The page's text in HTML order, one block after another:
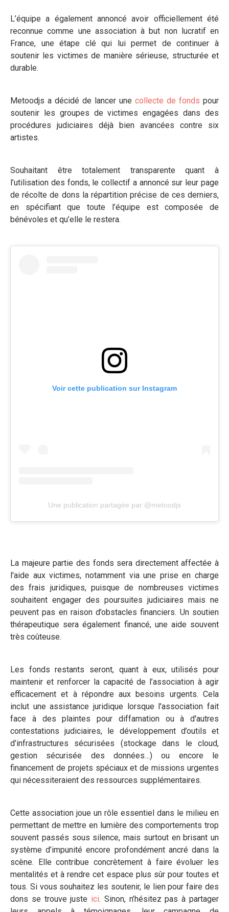
L’équipe a également annoncé avoir officiellement été
reconnue comme une association à but non lucratif en
France, une étape clé qui lui permet de continuer à
soutenir les victimes de manière sérieuse, structurée et
durable.
Metoodjs a décidé de lancer une collecte de fonds pour
soutenir les groupes de victimes engagées dans des
procédures judiciaires déjà bien avancées contre six
artistes.
Souhaitant être totalement transparente quant à
l’utilisation des fonds, le collectif a annoncé sur leur page
de récolte de dons la répartition précise de ces derniers,
en spécifiant que toute l’équipe est composée de
bénévoles et qu’elle le restera.
Voir cette publication sur Instagram
Une publication partagée par @metoodjs
La majeure partie des fonds sera directement affectée à
l'aide aux victimes, notamment via une prise en charge
des frais juridiques, puisque de nombreuses victimes
souhaitent engager des poursuites judiciaires mais ne
peuvent pas en raison d’obstacles financiers. Un soutien
thérapeutique sera également financé, une aide souvent
très coûteuse.
Les fonds restants seront, quant à eux, utilisés pour
maintenir et renforcer la capacité de l’association à agir
efficacement et à répondre aux besoins urgents. Cela
inclut une assistance juridique lorsque l'association fait
face à des plaintes pour diffamation ou à d'autres
contestations judiciaires, le développement d’outils et
d’infrastructures sécurisées (stockage dans le cloud,
gestion sécurisée des données…) ou encore le
financement de projets spéciaux et de missions urgentes
qui nécessiteraient des ressources supplémentaires.
Cette association joue un rôle essentiel dans le milieu en
permettant de mettre en lumière des comportements trop
souvent passés sous silence, mais surtout en brisant un
système d’impunité encore profondément ancré dans la
scène. Elle contribue concrètement à faire évoluer les
mentalités et à rendre cet espace plus sûr pour toutes et
tous. Si vous souhaitez les soutenir, le lien pour faire des
dons se trouve juste ici. Sinon, n’hésitez pas à partager